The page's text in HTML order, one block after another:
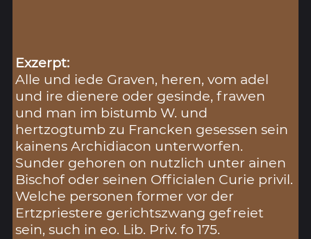
Exzerpt:
Alle und iede Graven, heren, vom adel
und ire dienere oder gesinde, frawen
und man im bistumb W. und
hertzogtumb zu Francken gesessen sein
kainens Archidiacon unterworfen.
Sunder gehoren on nutzlich unter ainen
Bischof oder seinen Officialen Curie privil.
Welche personen former vor der
Ertzpriestere gerichtszwang gefreiet
sein, such in eo. Lib. Priv. fo 175.